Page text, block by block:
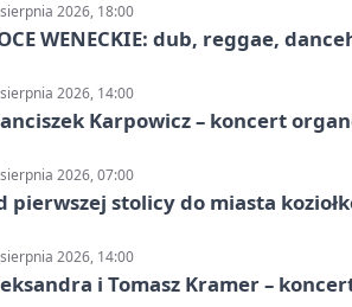
2026, 18:00
WENECKIE: dub, reggae,
2026, 14:00
Karpowicz – koncert
2026, 07:00
pierwszej stolicy do miasta
2026, 14:00
i Tomasz Kramer –